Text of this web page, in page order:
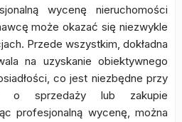
wycenę nieruchomości
może okazać się niezwykle
Przede wszystkim, dokładna
na uzyskanie obiektywnego
co jest niezbędne przy
o sprzedaży lub zakupie
profesjonalną wycenę, można